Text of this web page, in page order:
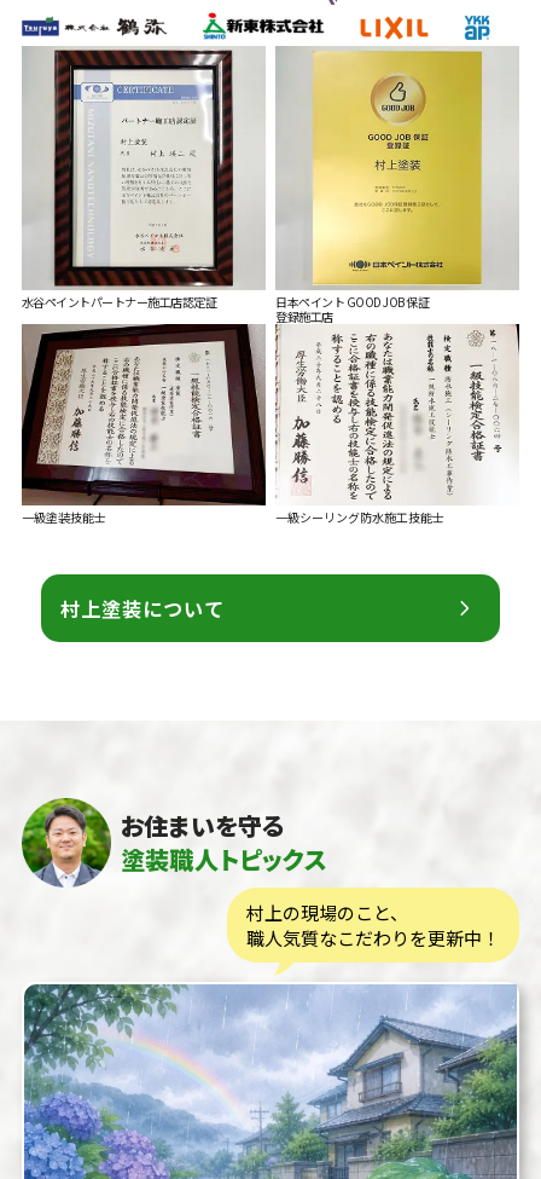
水谷ペイントパートナー施工店認定証
日本ペイント GOOD JOB 保証
登録施工店
⁨⁩⁨⁩⁨⁩⁨⁩⁨⁩⁨⁩⁨⁩⁨⁩一級塗装技能士 一級シーリング防水施工技能士
村上塗装について
お住まいを守る
塗装職人トピックス
村上の現場のこと、
職人気質なこだわりを更新中！